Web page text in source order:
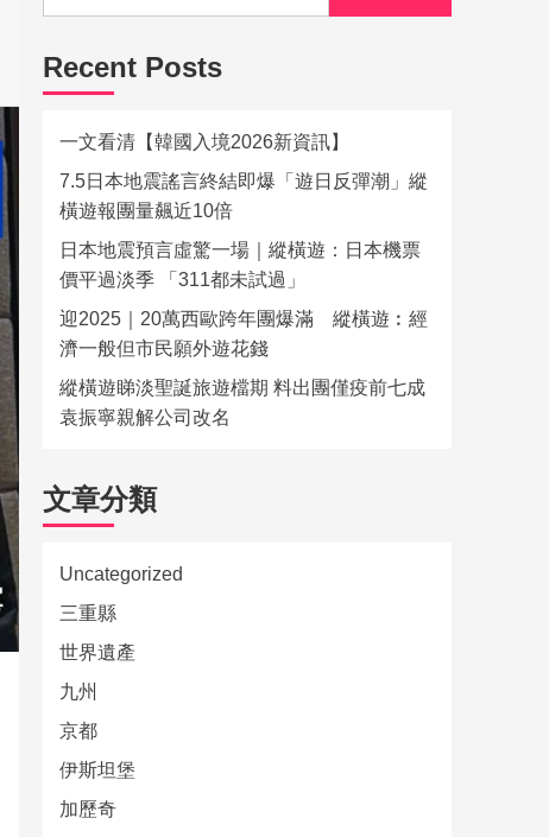
Recent Posts
一文看清【韓國入境2026新資訊】
7.5日本地震謠言終結即爆「遊日反彈潮」縱
橫遊報團量飆近10倍
日本地震預言虛驚一場｜縱橫遊：日本機票
價平過淡季 「311都未試過」
迎2025｜20萬西歐跨年團爆滿 縱橫遊︰經
濟一般但市民願外遊花錢
縱橫遊睇淡聖誕旅遊檔期 料出團僅疫前七成
袁振寧親解公司改名
文章分類
Uncategorized
三重縣
世界遺產
九州
京都
伊斯坦堡
加歷奇